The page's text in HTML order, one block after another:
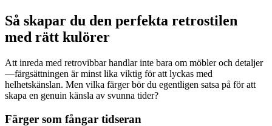
Så skapar du den perfekta retrostilen
med rätt kulörer
Att inreda med retrovibbar handlar inte bara om möbler och detaljer
—färgsättningen är minst lika viktig för att lyckas med
helhetskänslan. Men vilka färger bör du egentligen satsa på för att
skapa en genuin känsla av svunna tider?
Färger som fångar tidseran